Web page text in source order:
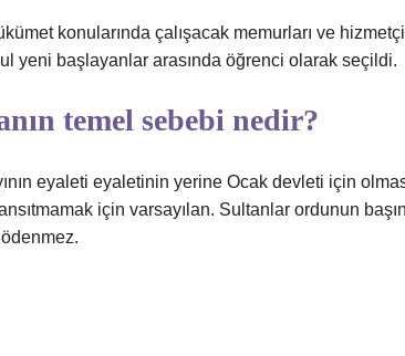
konularında çalışacak memurları ve
yeni başlayanlar arasında öğrenci olarak seçildi.
temel sebebi nedir?
eyaleti eyaletinin yerine Ocak devleti için
için varsayılan. Sultanlar ordunun